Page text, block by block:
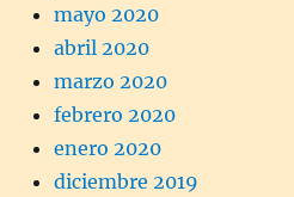
mayo 2020
abril 2020
marzo 2020
febrero 2020
enero 2020
diciembre 2019